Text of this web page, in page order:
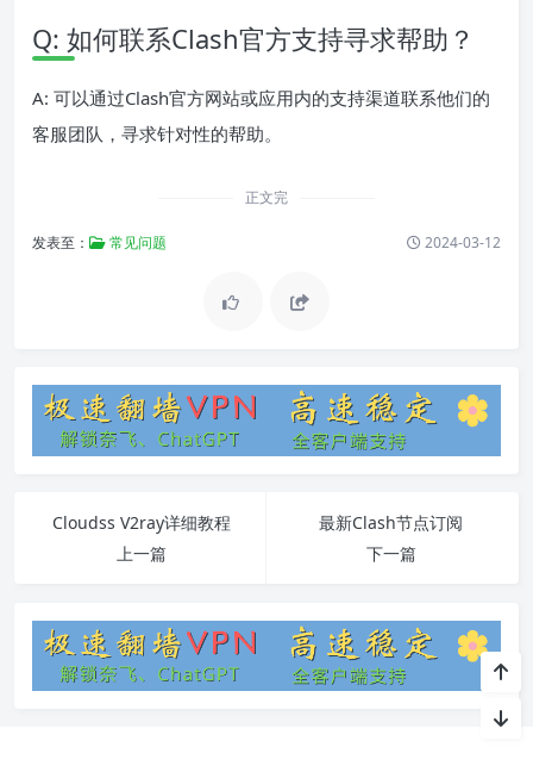
Q: 如何联系Clash官方支持寻求帮助？
A: 可以通过Clash官方网站或应用内的支持渠道联系他们的
客服团队，寻求针对性的帮助。
正文完
发表至： 常见问题 2024-03-12
Cloudss V2ray详细教程
上一篇
最新Clash节点订阅
下一篇